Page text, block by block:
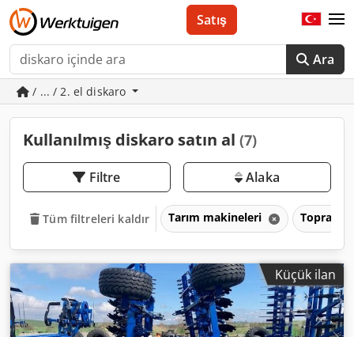
Ara
Satış
/ ... / 2. el diskaro
Kullanılmış diskaro satın al (7)
Filtre Alaka
Tüm filtreleri kaldır Tarım makineleri Toprak
Küçük ilan